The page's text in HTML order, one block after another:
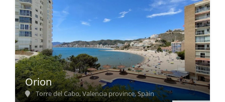
Orion
Torre del Cabo, Valencia province, Spain